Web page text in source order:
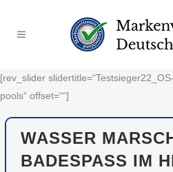
[rev_slider
pools“ offset=““]
WASSER
BADESPASS IM